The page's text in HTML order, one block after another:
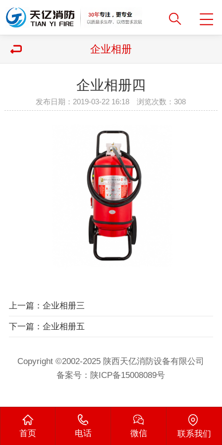
企业相册
企业相册四
发布日期：2019-03-22 16:18 浏览次数：308
上一篇：企业相册三
下一篇：企业相册五
Copyright ©2002-2025 陕西天亿消防设备有限公司
备案号： 陕ICP备15008089号
首页 电话 微信 联系我们